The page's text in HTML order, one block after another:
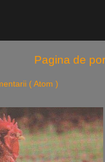
Pagina de
( Atom )